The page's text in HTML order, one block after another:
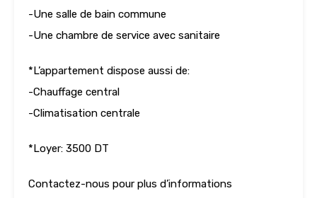
-Une salle de bain commune
-Une chambre de service avec sanitaire
*L’appartement dispose aussi de:
-Chauffage central
-Climatisation centrale
*Loyer: 3500 DT
Contactez-nous pour plus d’informations